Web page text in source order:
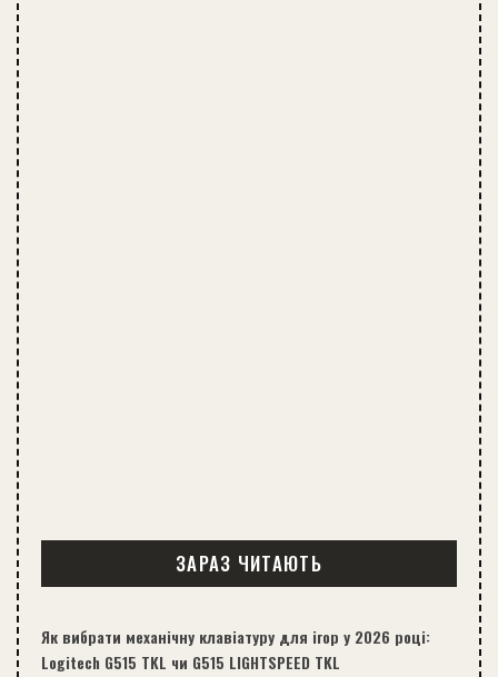
ЗАРАЗ ЧИТАЮТЬ
Як вибрати механічну клавіатуру для ігор у 2026 році:
Logitech G515 TKL чи G515 LIGHTSPEED TKL